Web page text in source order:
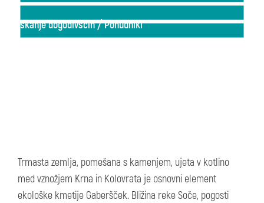
Iskanje dogodivščin/Ponudniki
Trmasta zemlja, pomešana s kamenjem, ujeta v kotlino
med vznožjem Krna in Kolovrata je osnovni element
ekološke kmetije Gaberšček. Bližina reke Soče, pogosti